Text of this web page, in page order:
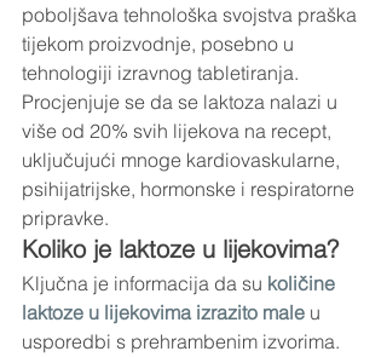
poboljšava tehnološka svojstva praška
tijekom proizvodnje, posebno u
tehnologiji izravnog tabletiranja.
Procjenjuje se da se laktoza nalazi u
više od 20% svih lijekova na recept,
uključujući mnoge kardiovaskularne,
psihijatrijske, hormonske i respiratorne
pripravke.
Koliko je laktoze u lijekovima?
Ključna je informacija da su količine
laktoze u lijekovima izrazito male u
usporedbi s prehrambenim izvorima.